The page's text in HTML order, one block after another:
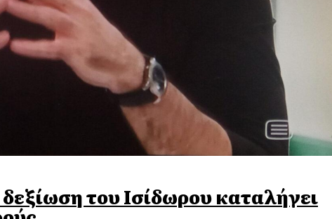
του Ισίδωρου καταλήγει